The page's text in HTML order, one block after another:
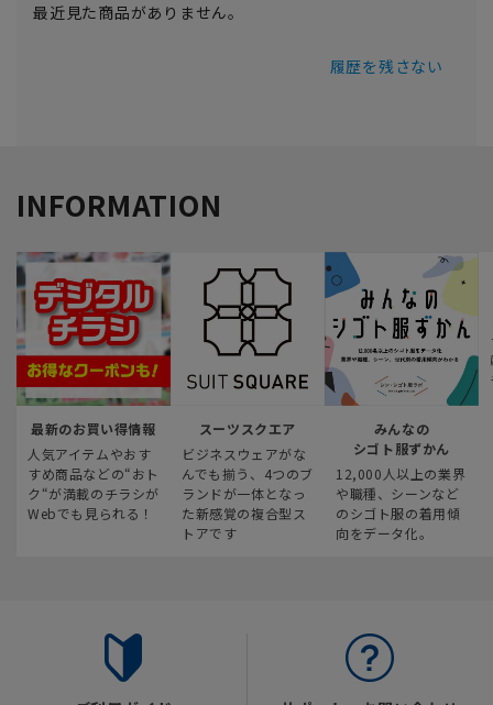
最近見た商品がありません。
履歴を残さない
INFORMATION
最新のお買い得情報
人気アイテムやおす
すめ商品などの“おト
ク“が満載のチラシが
Webでも見られる！
スーツスクエア
ビジネスウェアがな
んでも揃う、4つのブ
ランドが一体となっ
た新感覚の複合型ス
トアです
みんなの
シゴト服ずかん
12,000人以上の業界
や職種、シーンなど
のシゴト服の着用傾
向をデータ化。